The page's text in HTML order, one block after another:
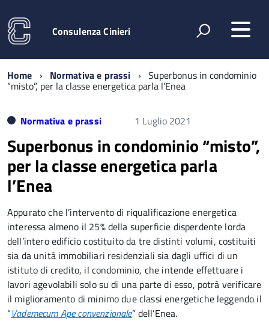
Consulenza Cinieri
Home Normativa e prassi Superbonus in condominio
“misto”, per la classe energetica parla l’Enea
Normativa e prassi 1 Luglio 2021
Superbonus in condominio “misto”,
per la classe energetica parla
l’Enea
Appurato che l’intervento di riqualificazione energetica
interessa almeno il 25% della superficie disperdente lorda
dell’intero edificio costituito da tre distinti volumi, costituiti
sia da unità immobiliari residenziali sia dagli uffici di un
istituto di credito, il condominio, che intende effettuare i
lavori agevolabili solo su di una parte di esso, potrà verificare
il miglioramento di minimo due classi energetiche leggendo il
“Vademecum Ape convenzionale” dell’Enea.